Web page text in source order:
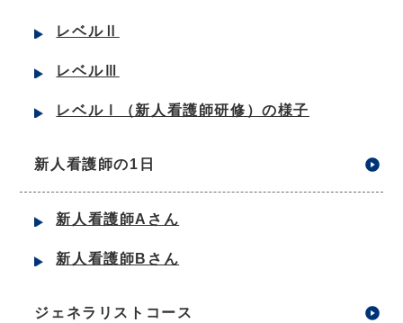
レベルⅡ
レベルⅢ
レベルⅠ（新人看護師研修）の様子
新人看護師の1日
新人看護師Aさん
新人看護師Bさん
ジェネラリストコース